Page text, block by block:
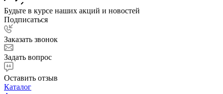
Будьте в курсе наших акций и новостей
Подписаться
Заказать звонок
Задать вопрос
Оставить отзыв
Каталог